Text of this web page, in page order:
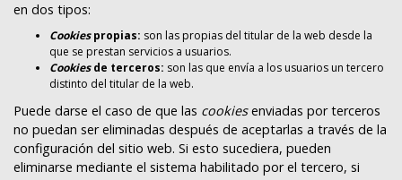
en dos tipos:
Cookiespropias: son las propias del titular de la web desde la
que se prestan servicios a usuarios.
Cookiesde terceros: son las que envía a los usuarios un tercero
distinto del titular de la web.
Puede darse el caso de que las cookiesenviadas por terceros
no puedan ser eliminadas después de aceptarlas a través de la
configuración del sitio web. Si esto sucediera, pueden
eliminarse mediante el sistema habilitado por el tercero, si